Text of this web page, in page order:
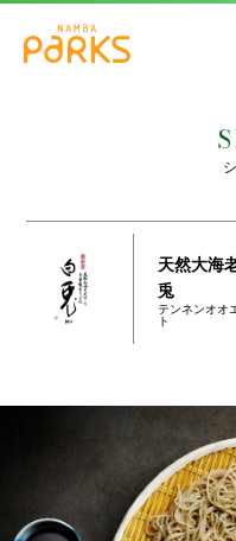
天然大海
兎
テンネンオオ
ト